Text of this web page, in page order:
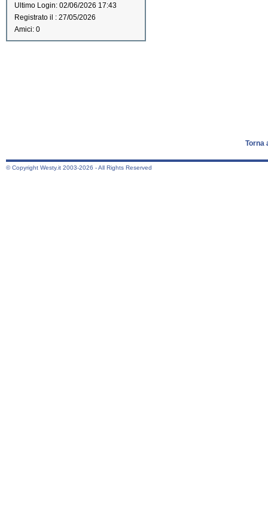
Ultimo Login: 02/06/2026 17:43
Registrato il : 27/05/2026
Amici: 0
Torna
© Copyright Westy.it 2003-2026 - All Rights Reserved